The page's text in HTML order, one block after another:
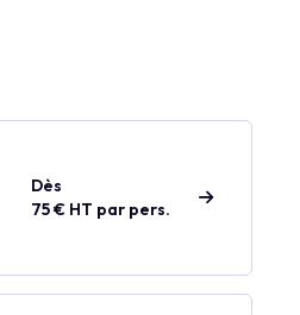
Dès
75 € HT par pers.